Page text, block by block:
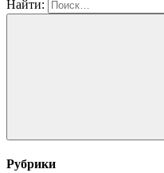
Найти:
Рубрики